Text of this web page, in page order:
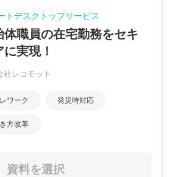
トデスクトップサービス
体職員の在宅勤務をセキ
に実現！
社レコモット
ワーク 発災時対応
方改革
資料を選択